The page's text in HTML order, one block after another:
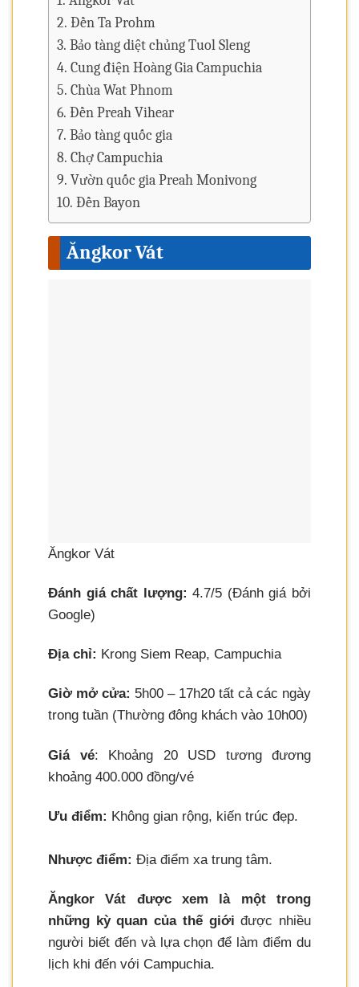
Đền Ta Prohm
Bảo tàng diệt chủng Tuol Sleng
Cung điện Hoàng Gia Campuchia
Chùa Wat Phnom
Đền Preah Vihear
Bảo tàng quốc gia
Chợ Campuchia
Vườn quốc gia Preah Monivong
Đền Bayon
Ăngkor Vát
Ăngkor Vát
Đánh giá chất lượng: 4.7/5 (Đánh giá bởi
Google)
Địa chỉ: Krong Siem Reap, Campuchia
Giờ mở cửa: 5h00 – 17h20 tất cả các ngày
trong tuần (Thường đông khách vào 10h00)
Giá vé: Khoảng 20 USD tương đương
khoảng 400.000 đồng/vé
Ưu điểm: Không gian rộng, kiến trúc đẹp.
Nhược điểm: Địa điểm xa trung tâm.
Ăngkor Vát được xem là một trong
những kỳ quan của thế giới được nhiều
người biết đến và lựa chọn để làm điểm du
lịch khi đến với Campuchia.